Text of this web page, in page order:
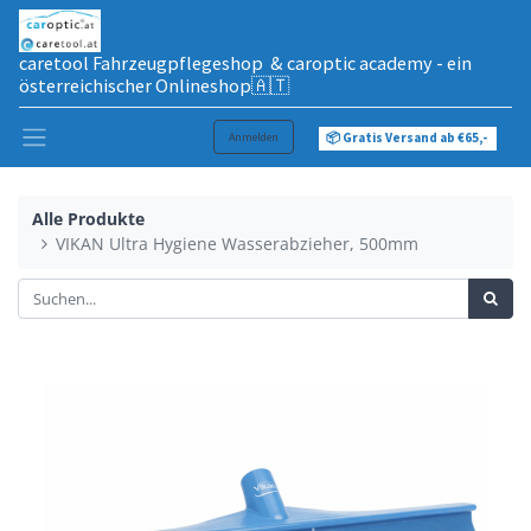
caretool Fahrzeugpflegeshop & caroptic academy - ein
österreichischer Onlineshop🇦🇹
Anmelden 📦 Gratis Versand ab €65,-
Alle Produkte
VIKAN Ultra Hygiene Wasserabzieher, 500mm